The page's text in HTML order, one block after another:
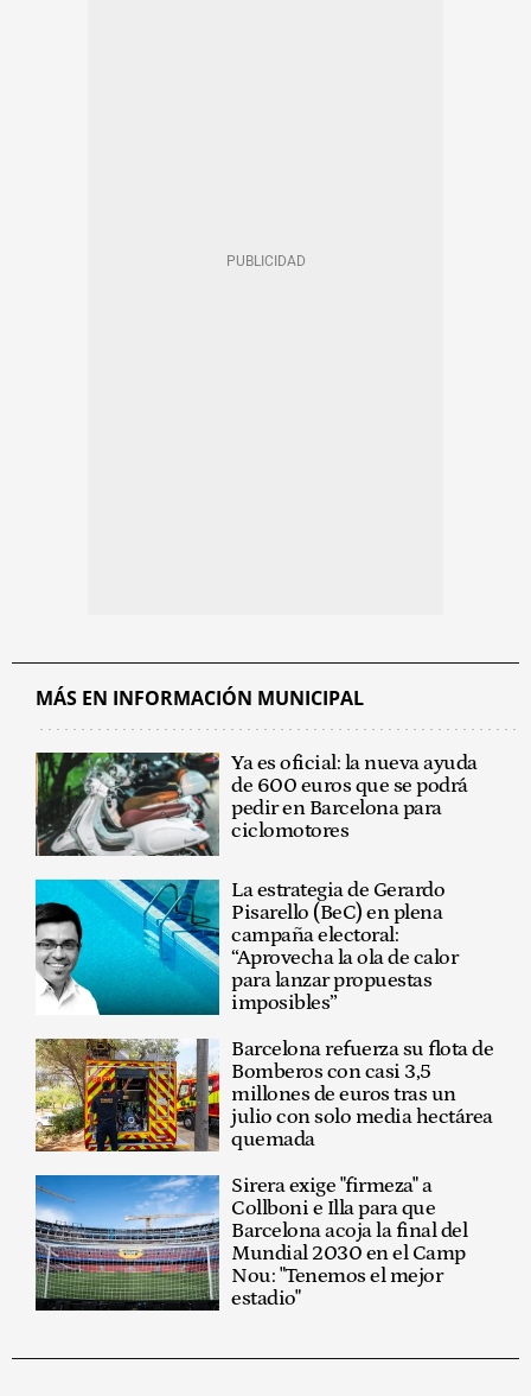
MÁS EN INFORMACIÓN MUNICIPAL
Ya es oficial: la nueva ayuda
de 600 euros que se podrá
pedir en Barcelona para
ciclomotores
La estrategia de Gerardo
Pisarello (BeC) en plena
campaña electoral:
“Aprovecha la ola de calor
para lanzar propuestas
imposibles”
Barcelona refuerza su flota de
Bomberos con casi 3,5
millones de euros tras un
julio con solo media hectárea
quemada
Sirera exige "firmeza" a
Collboni e Illa para que
Barcelona acoja la final del
Mundial 2030 en el Camp
Nou: "Tenemos el mejor
estadio"